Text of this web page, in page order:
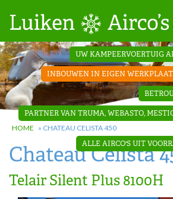
Projecten
Contact
Dakopbouw
airco’s
‘Onder de
bank’ airco’s
UW KAMPEERVOERTUIG
INBOUWEN IN EIGEN
PARTNER VAN TRUMA, WEBASTO,
ALLE AIRCO'S UIT
HOME » CHATEAU CELISTA 450
Chateau Celista
Telair Silent Plus 8100H